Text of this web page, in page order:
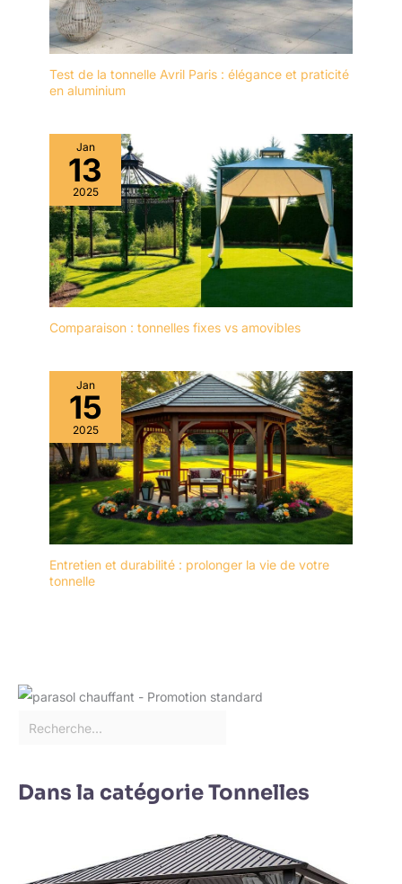
l'utilisation, assurez-vous
d'utiliser les piquets et les
cordes inclus pour
sécuriser la tente afin
Test de la tonnelle Avril Paris : élégance et praticité
en aluminium
Jan
13
2025
Comparaison : tonnelles fixes vs amovibles
Jan
15
2025
Entretien et durabilité : prolonger la vie de votre
tonnelle
Dans la catégorie Tonnelles